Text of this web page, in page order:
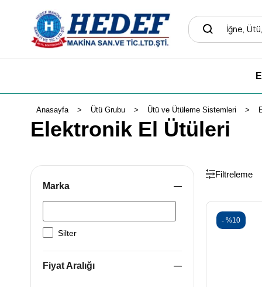
Anasayfa Ütü Grubu Ütü ve Ütüleme Sistemleri
Elektronik El Ütüleri
Marka
Silter
Fiyat Aralığı
Filtreleme
%10